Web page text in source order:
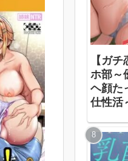
【ガ
ホ部～
ヘ顔た
仕性活
なせ